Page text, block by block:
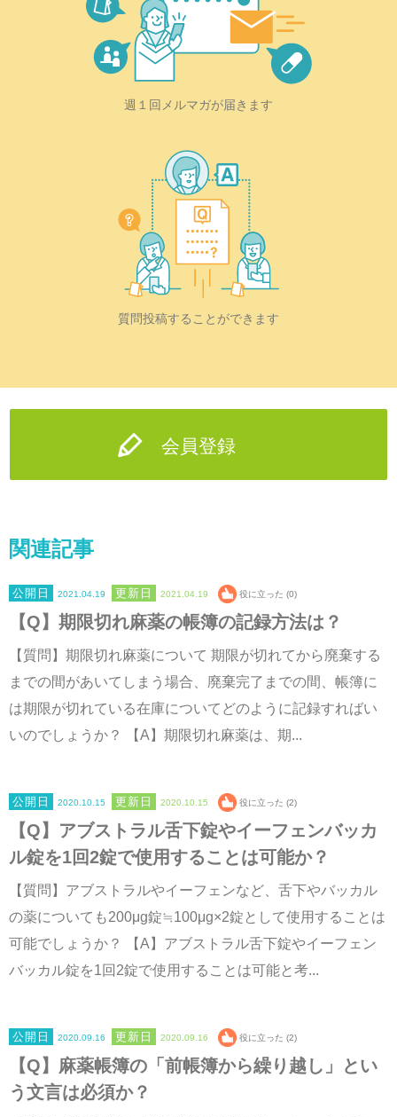
週１回メルマガが届きます
質問投稿することができます
会員登録
関連記事
2021.04.19 2021.04.19 役に立った (0)
【Q】期限切れ麻薬の帳簿の記録方法は？
【質問】期限切れ麻薬について 期限が切れてから廃棄する
までの間があいてしまう場合、廃棄完了までの間、帳簿に
は期限が切れている在庫についてどのように記録すればい
いのでしょうか？ 【A】期限切れ麻薬は、期...
2020.10.15 2020.10.15 役に立った (2)
【Q】アブストラル舌下錠やイーフェンバッカ
ル錠を1回2錠で使用することは可能か？
【質問】アブストラルやイーフェンなど、舌下やバッカル
の薬についても200μg錠≒100μg×2錠として使用することは
可能でしょうか？ 【A】アブストラル舌下錠やイーフェン
バッカル錠を1回2錠で使用することは可能と考...
2020.09.16 2020.09.16 役に立った (2)
【Q】麻薬帳簿の「前帳簿から繰り越し」とい
う文言は必須か？